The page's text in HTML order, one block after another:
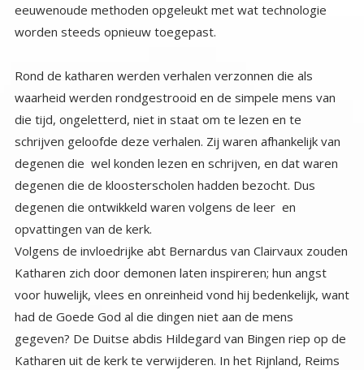
worden steeds opnieuw toegepast.
Rond de katharen werden verhalen verzonnen die als
waarheid werden rondgestrooid en de simpele mens van
die tijd, ongeletterd, niet in staat om te lezen en te
schrijven geloofde deze verhalen. Zij waren afhankelijk van
degenen die wel konden lezen en schrijven, en dat waren
degenen die de kloosterscholen hadden bezocht. Dus
degenen die ontwikkeld waren volgens de leer en
opvattingen van de kerk.
Volgens de invloedrijke abt Bernardus van Clairvaux zouden
Katharen zich door demonen laten inspireren; hun angst
voor huwelijk, vlees en onreinheid vond hij bedenkelijk, want
had de Goede God al die dingen niet aan de mens
gegeven? De Duitse abdis Hildegard van Bingen riep op de
Katharen uit de kerk te verwijderen. In het Rijnland, Reims
en in Vlaanderen slaagde de kerk erin ketters onschadelijk
te maken, maar in Occitanië lukte dat niet. De vervolging,
eerst nog vrij zachtzinnig, escaleerde: na de moord op de
pauselijke afgezant in 1208 kregen de Katharen de wacht
aangezegd en verdwenen ze uit de geschiedenis, al zou
het nog zeker honderd jaar duren voor de laatste priesters
(perfecti) in de verre achterlanden van zuidelijk Frankrijk
onschadelijk waren gemaakt. Tot zover het historische